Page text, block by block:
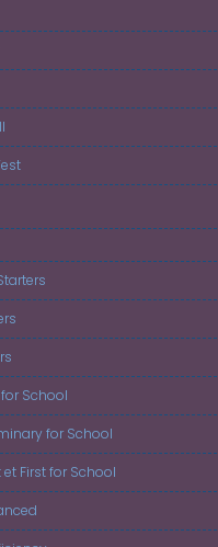
for School
for School
et First for School